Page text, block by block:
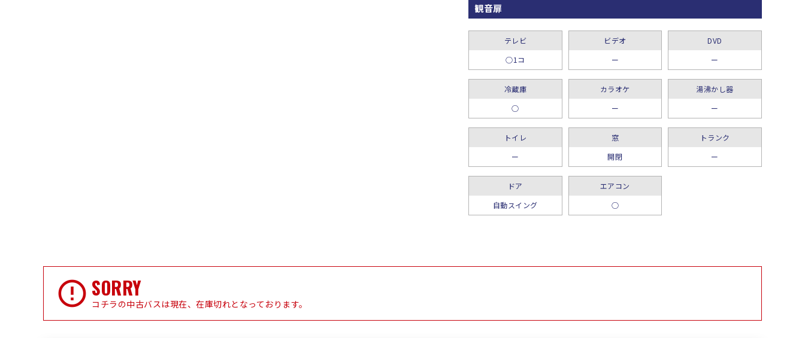
観音扉
テレビ
○1コ
ビデオ
ー
DVD
ー
冷蔵庫
○
カラオケ
ー
湯沸かし器
ー
トイレ
ー
窓
開閉
トランク
ー
ドア
自動スイング
エアコン
○
SORRY
コチラの中古バスは現在、在庫切れとなっております。